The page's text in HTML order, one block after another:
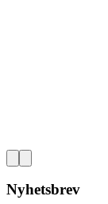
Nyhetsbrev